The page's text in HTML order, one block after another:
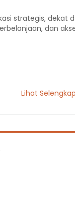
strategis, dekat
dan
Negeri Pasir
03
Lihat